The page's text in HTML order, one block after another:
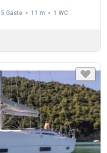
5 Gäste 11 m 1 WC